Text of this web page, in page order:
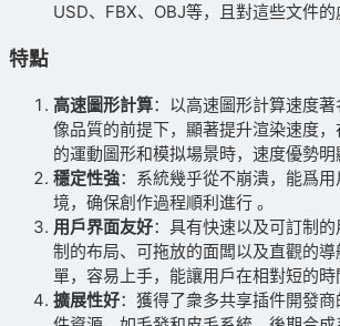
USD、FBX、OBJ等，且對這些文件的
特點
高速圖形計算：以高速圖形計算速度
像品質的前提下，顯著提升渲染速度
的運動圖形和模拟場景時，速度優勢明
穩定性強：系統幾乎從不崩潰，能爲
境，确保創作過程順利進行 。
用戶界面友好：具有快速以及可訂制
制的布局、可拖放的面闆以及直觀的
單，容易上手，能讓用戶在相對短的時
擴展性好：獲得了衆多共享插件開發